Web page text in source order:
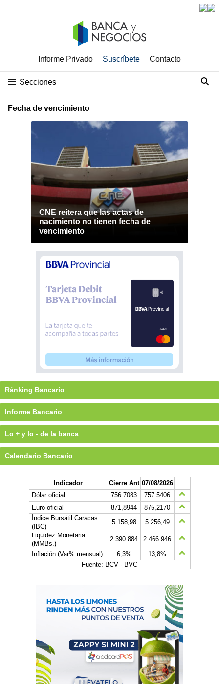
Informe Privado Suscríbete Contacto
Secciones
Fecha de vencimiento
CNE reitera que las actas de
nacimiento no tienen fecha de
vencimiento
Ránking Bancario
Informe Bancario
Lo + y lo - de la banca
Calendario Bancario
Indicador Cierre Ant 07/08/2026
Dólar oficial
756.7083
757.5406
Euro oficial
871,8944
875,2170
Índice Bursátil Caracas
(IBC)
5.158,98
5.256,49
Liquidez Monetaria
(MMBs.)
2.390.884
2.466.946
Inflación (Var% mensual)
6,3%
13,8%
Fuente: BCV - BVC